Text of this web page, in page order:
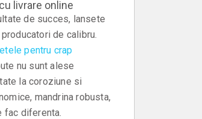
livrare online
de succes, lansete
de calibru.
pentru crap
nu sunt alese
la coroziune si
mandrina robusta,
fac diferenta.